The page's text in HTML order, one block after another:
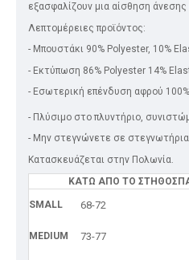
εξασφαλίζουν μια αίσθηση
Λεπτομέρειες προϊόντος:
- Μπουστάκι 90% Polyester, 10%
- Εκτύπωση 86% Polyester 14%
- Εσωτερική επένδυση αφρού 100%
- Πλύσιμο στο πλυντήριο,
- Μην στεγνώνετε σε στεγνωτήρια
Κατασκευάζεται στην Πολωνία.
ΚΑΤΩ ΑΠΟ ΤΟ ΣΤΗΘΟΣ
SMALL 68-72
MEDIUM 73-77